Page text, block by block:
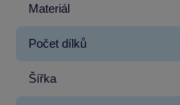
Materiál
Počet dílků
Šířka